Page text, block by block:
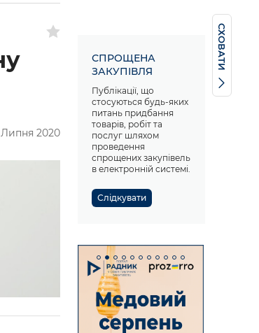
2020
СПРОЩЕНА
ЗАКУПІВЛЯ
Публікації, що
стосуються будь-яких
питань придбання
товарів, робіт та
послуг шляхом
проведення
спрощених закупівель
в електронній системі.
Слідкувати
СХОВАТИ